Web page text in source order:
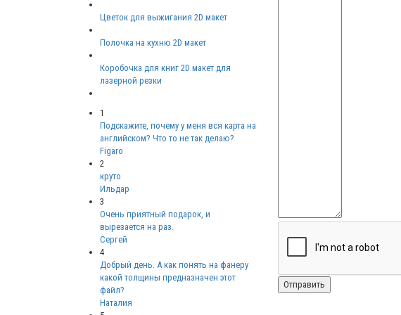
Цветок для выжигания 2D макет
Полочка на кухню 2D макет
Коробочка для книг 2D макет для
лазерной резки
1
Подскажите, почему у меня вся карта на
английском? Что то не так делаю?
Figaro
2
круто
Ильдар
3
Очень приятный подарок, и
вырезается на раз.
Сергей
4
Добрый день. А как понять на фанеру
какой толщины предназначен этот
файл?
Наталия